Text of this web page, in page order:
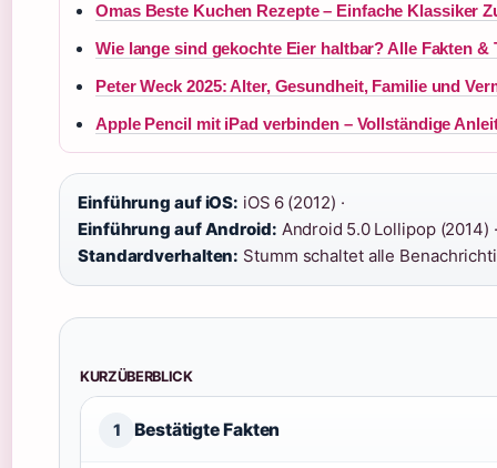
Omas Beste Kuchen Rezepte – Einfache Klassiker
Wie lange sind gekochte Eier haltbar? Alle Fakten &
Peter Weck 2025: Alter, Gesundheit, Familie und
Apple Pencil mit iPad verbinden – Vollständige
Einführung auf iOS: iOS 6 (2012) ·
Einführung auf Android: Android 5.0 Lollipop (2014) ·
Standardverhalten: Stumm schaltet alle
KURZÜBERBLICK
1 Bestätigte Fakten